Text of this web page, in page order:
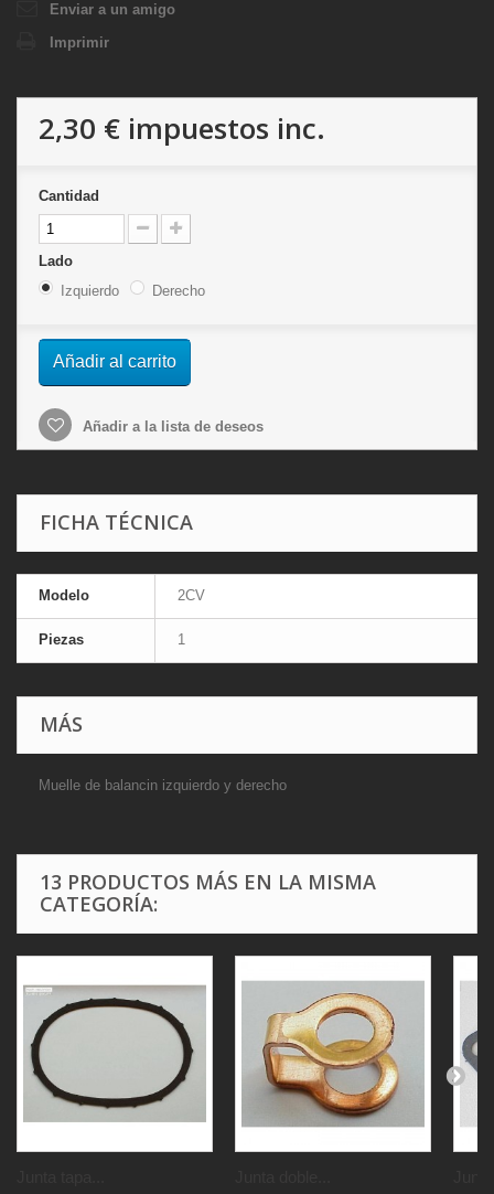
Enviar a un amigo
Imprimir
2,30 € impuestos inc.
Cantidad
Lado
Izquierdo
Derecho
Añadir al carrito
Añadir a la lista de deseos
FICHA TÉCNICA
Modelo 2CV
Piezas 1
MÁS
Muelle de balancin izquierdo y derecho
13 PRODUCTOS MÁS EN LA MISMA
CATEGORÍA: